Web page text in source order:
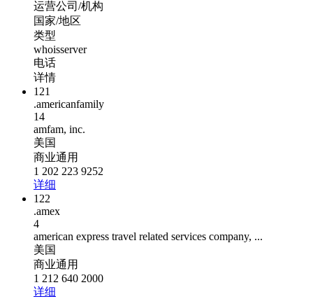
运营公司/机构
国家/地区
类型
whoisserver
电话
详情
121
.americanfamily
14
amfam, inc.
美国
商业通用
1 202 223 9252
详细
122
.amex
4
american express travel related services company, ...
美国
商业通用
1 212 640 2000
详细